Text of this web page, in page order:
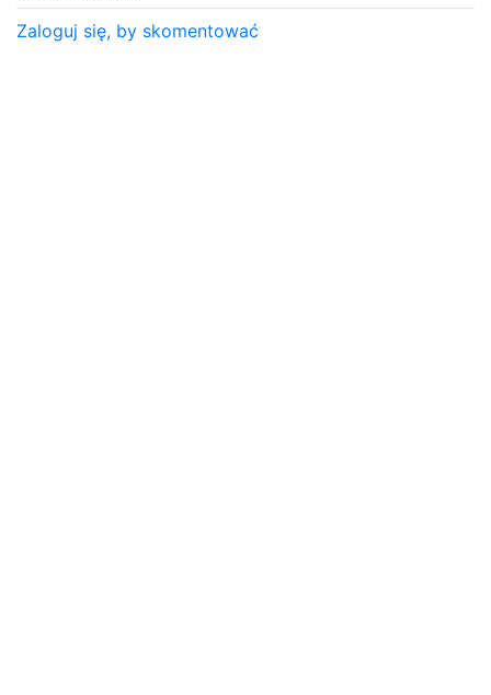
Zaloguj się, by skomentować